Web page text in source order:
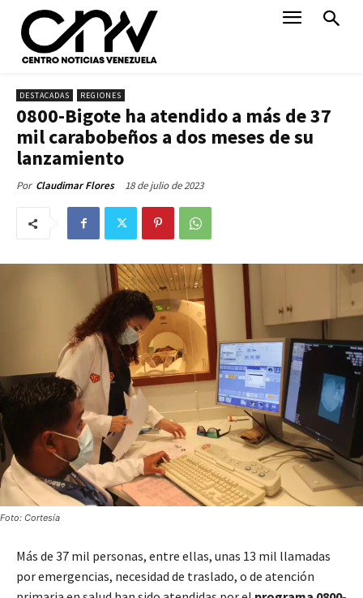
DESTACADAS REGIONES
0800-Bigote ha atendido a más de 37
mil carabobeños a dos meses de su
lanzamiento
Por Claudimar Flores 18 de julio de 2023
Foto: Cortesía
Más de 37 mil personas, entre ellas, unas 13 mil llamadas
por emergencias, necesidad de traslado, o de atención